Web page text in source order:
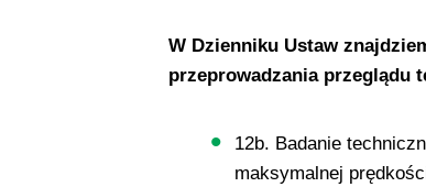
W Dzienniku Ustaw
przeprowadzania przeglądu
12b. Badanie
maksymalnej